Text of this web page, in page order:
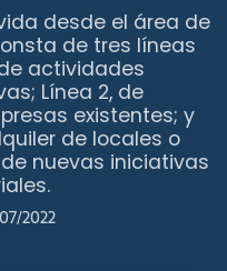
desde el área de
de tres líneas
actividades
Línea 2, de
existentes; y
de locales o
nuevas iniciativas
2022